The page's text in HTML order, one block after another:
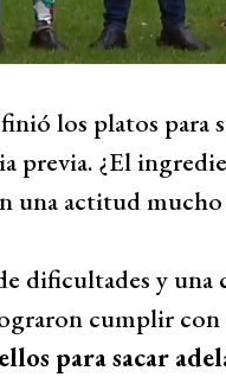
los platos para
previa. ¿El
una actitud
dificultades y
cumplir
para sacar